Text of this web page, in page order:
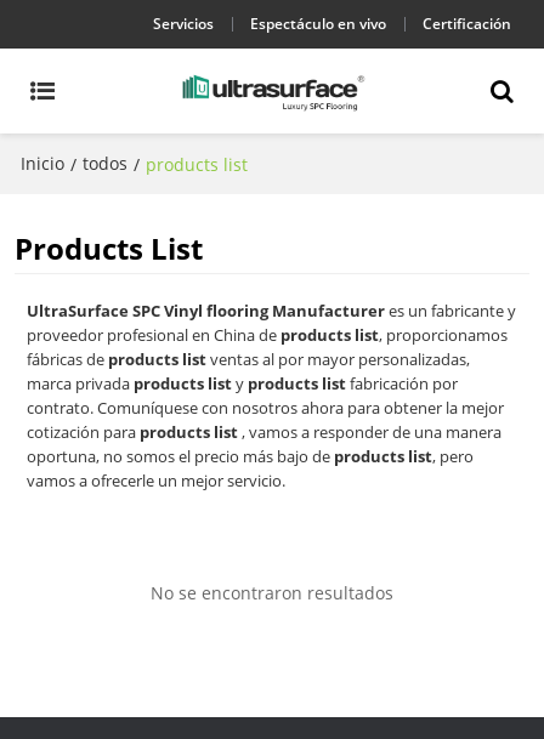
Servicios Espectáculo en vivo Certificación
Inicio / todos / products list
Products List
UltraSurface SPC Vinyl flooring Manufactureres un fabricante y
proveedor profesional en China de products list, proporcionamos
fábricas de products listventas al por mayor personalizadas,
marca privada products listy products listfabricación por
contrato. Comuníquese con nosotros ahora para obtener la mejor
cotización para products list, vamos a responder de una manera
oportuna, no somos el precio más bajo de products list, pero
vamos a ofrecerle un mejor servicio.
No se encontraron resultados